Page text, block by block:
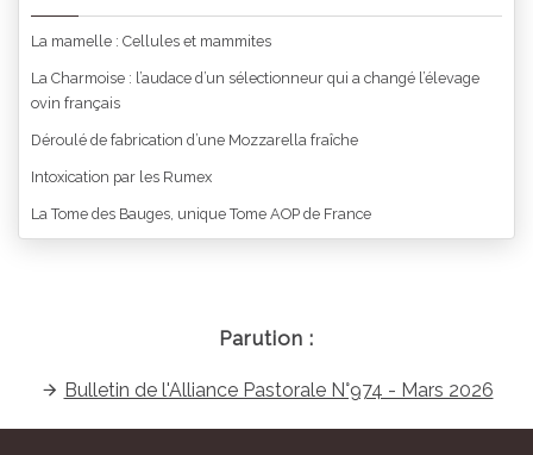
La mamelle : Cellules et mammites
La Charmoise : l’audace d’un sélectionneur qui a changé l’élevage
ovin français
Déroulé de fabrication d’une Mozzarella fraîche
Intoxication par les Rumex
La Tome des Bauges, unique Tome AOP de France
Parution :
Bulletin de l'Alliance Pastorale N°974 - Mars 2026